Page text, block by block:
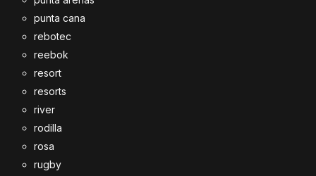
punta cana
rebotec
reebok
resort
resorts
river
rodilla
rosa
rugby